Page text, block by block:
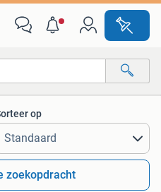
op
zoekopdracht